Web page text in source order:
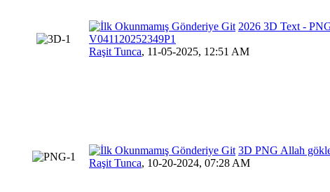
2026 3D Text -
V041120252349P1
Raşit Tunca, 11-05-2025, 12:51 AM
3D PNG Allah
Raşit Tunca, 10-20-2024, 07:28 AM